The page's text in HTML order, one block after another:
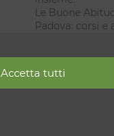
Accetta tutti
Le Buone
Padova: corsi e